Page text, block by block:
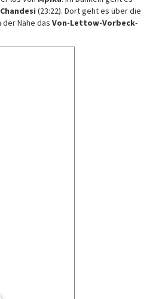
Chandesi (23:22). Dort geht es über die
der Nähe das Von-Lettow-Vorbeck-